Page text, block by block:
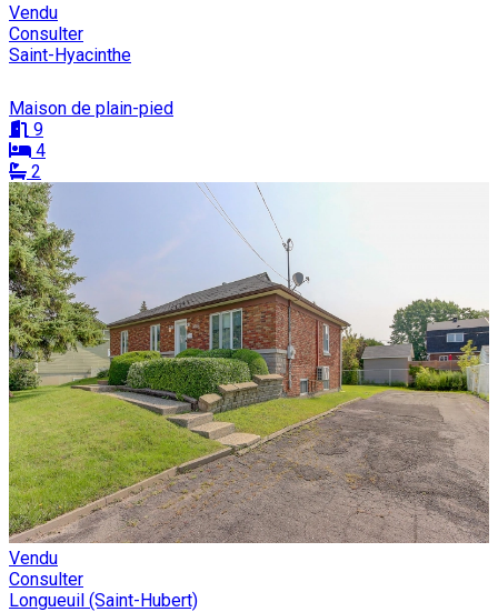
Vendu
Consulter
Saint-Hyacinthe
Maison de plain-pied
9
4
2
Vendu
Consulter
Longueuil (Saint-Hubert)